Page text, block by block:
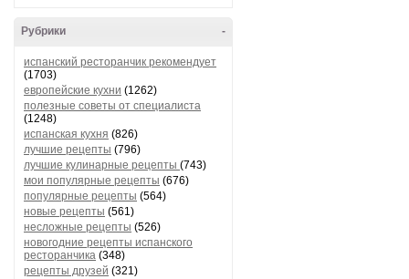
-
Рубрики
испанский ресторанчик рекомендует
(1703)
европейские кухни (1262)
полезные советы от специалиста
(1248)
испанская кухня (826)
лучшие рецепты (796)
лучшие кулинарные рецепты (743)
мои популярные рецепты (676)
популярные рецепты (564)
новые рецепты (561)
несложные рецепты (526)
новогодние рецепты испанского
ресторанчика (348)
рецепты друзей (321)